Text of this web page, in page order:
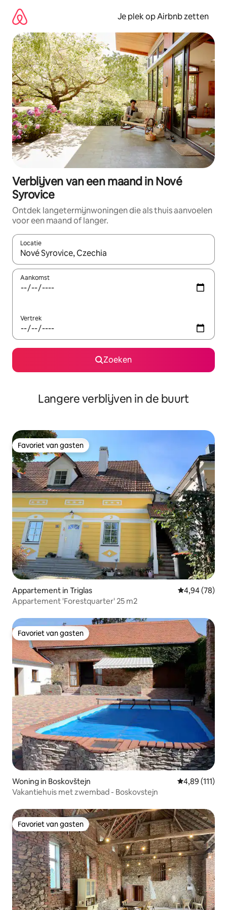
direct
naar
inhoud
Je plek op Airbnb zetten
Verblijven van een maand in Nové
Syrovice
Ontdek langetermijnwoningen die als thuis aanvoelen
voor een maand of langer.
Locatie
Wanneer er resultaten beschikbaar zijn, maak je een keuze
Aankomst
Vertrek
Zoeken
Langere verblijven in de buurt
Favoriet van gasten
Favoriet van gasten
Appartement in Triglas Gemiddelde
4,94 (78)
Appartement 'Forestquarter' 25 m2
Favoriet van gasten
Favoriet van gasten
Woning in Boskovštejn Gemiddelde
4,89 (111)
Vakantiehuis met zwembad - Boskovstejn
Favoriet van gasten
Favoriet van gasten